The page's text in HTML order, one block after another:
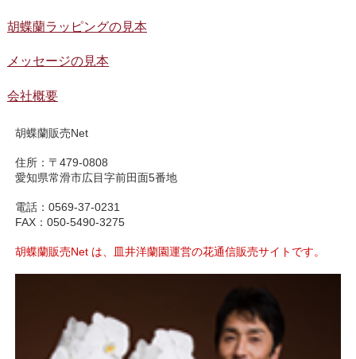
胡蝶蘭ラッピングの見本
メッセージの見本
会社概要
胡蝶蘭販売Net
住所：〒479-0808
愛知県常滑市広目字前田面5番地
電話：0569-37-0231
FAX：050-5490-3275
胡蝶蘭販売Net は、皿井洋蘭園運営の花通信販売サイトです。